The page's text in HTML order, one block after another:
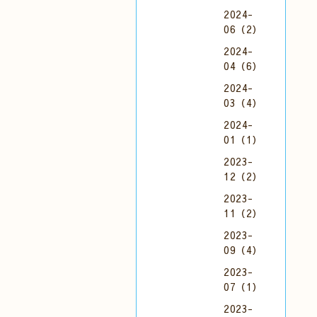
2024-
06（2）
2024-
04（6）
2024-
03（4）
2024-
01（1）
2023-
12（2）
2023-
11（2）
2023-
09（4）
2023-
07（1）
2023-